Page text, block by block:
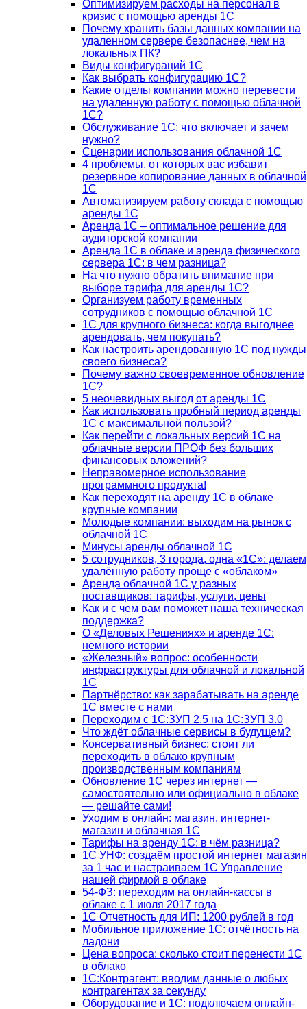
Оптимизируем расходы на персонал в
кризис с помощью аренды 1С
Почему хранить базы данных компании на
удаленном сервере безопаснее, чем на
локальных ПК?
Виды конфигураций 1С
Как выбрать конфигурацию 1С?
Какие отделы компании можно перевести
на удаленную работу с помощью облачной
1С?
Обслуживание 1С: что включает и зачем
нужно?
Сценарии использования облачной 1С
4 проблемы, от которых вас избавит
резервное копирование данных в облачной
1С
Автоматизируем работу склада с помощью
аренды 1С
Аренда 1С – оптимальное решение для
аудиторской компании
Аренда 1С в облаке и аренда физического
сервера 1С: в чем разница?
На что нужно обратить внимание при
выборе тарифа для аренды 1С?
Организуем работу временных
сотрудников с помощью облачной 1С
1С для крупного бизнеса: когда выгоднее
арендовать, чем покупать?
Как настроить арендованную 1С под нужды
своего бизнеса?
Почему важно своевременное обновление
1С?
5 неочевидных выгод от аренды 1С
Как использовать пробный период аренды
1С с максимальной пользой?
Как перейти с локальных версий 1С на
облачные версии ПРОФ без больших
финансовых вложений?
Неправомерное использование
программного продукта!
Как переходят на аренду 1С в облаке
крупные компании
Молодые компании: выходим на рынок с
облачной 1С
Минусы аренды облачной 1С
5 сотрудников, 3 города, одна «1С»: делаем
удалённую работу проще с «облаком»
Аренда облачной 1С у разных
поставщиков: тарифы, услуги, цены
Как и с чем вам поможет наша техническая
поддержка?
О «Деловых Решениях» и аренде 1С:
немного истории
«Железный» вопрос: особенности
инфраструктуры для облачной и локальной
1С
Партнёрство: как зарабатывать на аренде
1С вместе с нами
Переходим с 1С:ЗУП 2.5 на 1С:ЗУП 3.0
Что ждёт облачные сервисы в будущем?
Консервативный бизнес: стоит ли
переходить в облако крупным
производственным компаниям
Обновление 1С через интернет —
самостоятельно или официально в облаке
— решайте сами!
Уходим в онлайн: магазин, интернет-
магазин и облачная 1С
Тарифы на аренду 1С: в чём разница?
1С УНФ: создаём простой интернет магазин
за 1 час и настраиваем 1С Управление
нашей фирмой в облаке
54-ФЗ: переходим на онлайн-кассы в
облаке с 1 июля 2017 года
1С Отчетность для ИП: 1200 рублей в год
Мобильное приложение 1С: отчётность на
ладони
Цена вопроса: сколько стоит перенести 1С
в облако
1С:Контрагент: вводим данные о любых
контрагентах за секунду
Оборудование и 1С: подключаем онлайн-